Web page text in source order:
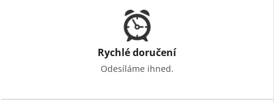
Rychlé doručení
Odesíláme ihned.